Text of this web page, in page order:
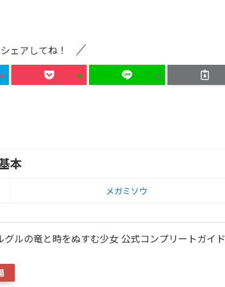
ェアしてね！
本
メガミソウ
ルの竜と時をぬすむ少女 公式コンプリートガイド